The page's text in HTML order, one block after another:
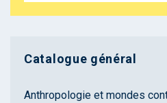
Catalogue général
Anthropologie et mondes